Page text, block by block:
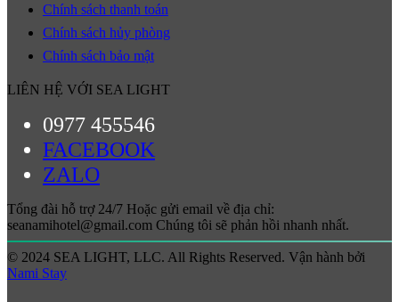
Chính sách thanh toán
Chính sách hủy phòng
Chính sách bảo mật
LIÊN HỆ VỚI SEA LIGHT
0977 455546
FACEBOOK
ZALO
Tổng đài hỗ trợ 24/7 Hoặc gửi email về địa chỉ:
seanamihotel@gmail.com Chúng tôi sẽ phản hồi nhanh nhất.
© 2024 SEA LIGHT, LLC. All Rights Reserved. Vận hành bởi
Nami Stay